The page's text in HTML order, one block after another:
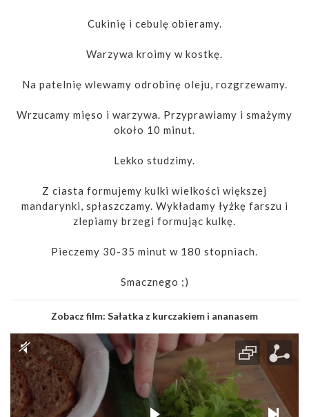
Cukinię i cebulę obieramy.
Warzywa kroimy w kostkę.
Na patelnię wlewamy odrobinę oleju, rozgrzewamy.
Wrzucamy mięso i warzywa. Przyprawiamy i smażymy
około 10 minut.
Lekko studzimy.
Z ciasta formujemy kulki wielkości większej
mandarynki, spłaszczamy. Wykładamy łyżkę farszu i
zlepiamy brzegi formując kulkę.
Pieczemy 30-35 minut w 180 stopniach.
Smacznego ;)
Zobacz film: Sałatka z kurczakiem i ananasem